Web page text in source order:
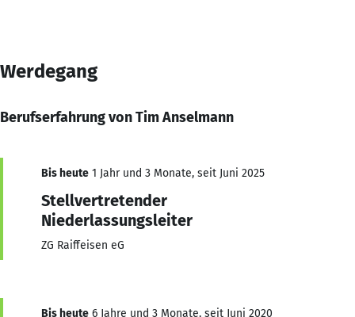
Werdegang
Berufserfahrung von Tim Anselmann
Bis heute 1 Jahr und 3 Monate, seit Juni 2025
Stellvertretender
Niederlassungsleiter
ZG Raiffeisen eG
Bis heute 6 Jahre und 3 Monate, seit Juni 2020